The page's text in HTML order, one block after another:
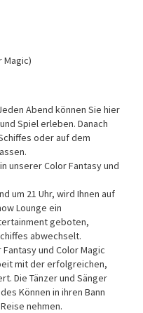
Magic)
Abend können Sie hier
Spiel erleben. Danach
oder auf dem
unserer Color Fantasy und
um 21 Uhr, wird Ihnen auf
Lounge ein
geboten,
abwechselt.
und Color Magic
mit der erfolgreichen,
Die Tänzer und Sänger
Können in ihren Bann
nehmen.